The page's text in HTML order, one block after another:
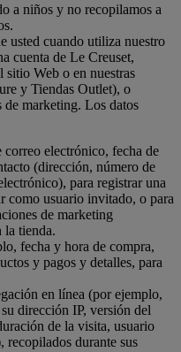
a niños y no recopilamos a
usted cuando utiliza nuestro
cuenta de Le Creuset,
Web o en nuestras
y Tiendas Outlet), o
de marketing. Los datos
electrónico, fecha de
(dirección, número de
para registrar una
como usuario invitado, o para
de marketing
la tienda.
fecha y hora de compra,
y pagos y detalles, para
en línea (por ejemplo,
dirección IP, versión del
de la visita, usuario
recopilados durante sus